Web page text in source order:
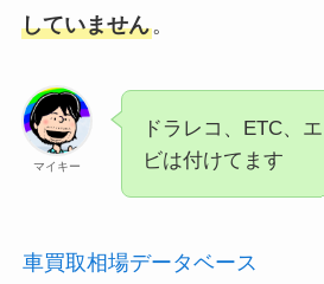
していません。
マイキー
ドラレコ、ETC、
ビは付けてます
車買取相場データベース